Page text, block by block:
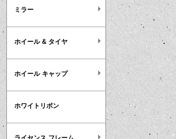
ミラー
ホイール & タイヤ
ホイール キャップ
ホワイトリボン